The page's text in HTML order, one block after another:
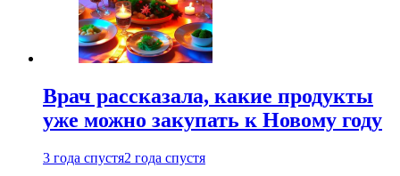
Врач рассказала, какие продукты
уже можно закупать к Новому году
3 года спустя2 года спустя